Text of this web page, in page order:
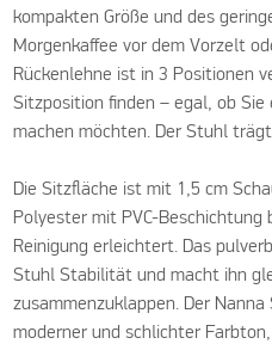
kompakten Größe und des
Morgenkaffee vor dem Vorzelt
Rückenlehne ist in 3 Positionen
Sitzposition finden – egal, ob Sie
machen möchten. Der Stuhl
Die Sitzfläche ist mit 1,5 cm
Polyester mit PVC-
Reinigung erleichtert. Das
Stuhl Stabilität und macht ihn
zusammenzuklappen. Der
moderner und schlichter